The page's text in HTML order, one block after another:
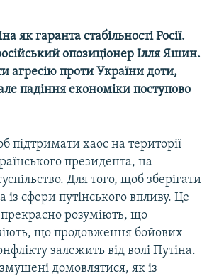
як гаранта стабільності Росії.
опозиціонер Ілля Яшин.
агресію проти України доти,
падіння економіки поступово
підтримати хаос на території
президента, на
Для того, щоб зберігати
сфери путінського впливу. Це
прекрасно розуміють, що
що продовження бойових
залежить від волі Путіна.
домовлятися, як із